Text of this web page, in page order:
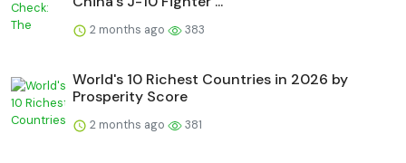
2 months ago 383
World's 10 Richest Countries in 2026 by
Prosperity Score
2 months ago 381